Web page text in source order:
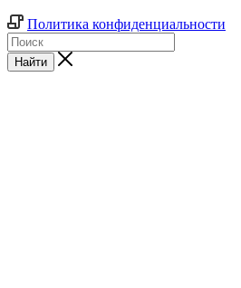
Политика конфиденциальности
Найти